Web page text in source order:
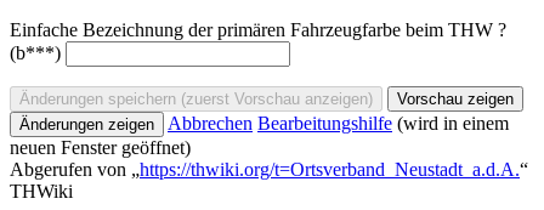
Einfache Bezeichnung der primären Fahrzeugfarbe beim THW ?
(b***)
Abbrechen Bearbeitungshilfe (wird in einem
neuen Fenster geöffnet)
Abgerufen von „https://thwiki.org/t=Ortsverband_Neustadt_a.d.A.“
THWiki